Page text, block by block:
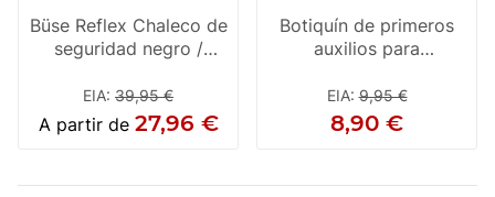
Büse Reflex Chaleco de
seguridad negro /
EIA: 39,95 €
A partir de 27,96 €
Botiquín de primeros
auxilios para
EIA:9,95 €
8,90 €